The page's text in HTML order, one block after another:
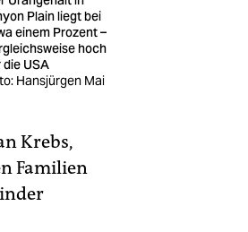
Plain liegt bei
einem Prozent –
hoch
die USA
Hansjürgen Mai
Krebs,
Familien